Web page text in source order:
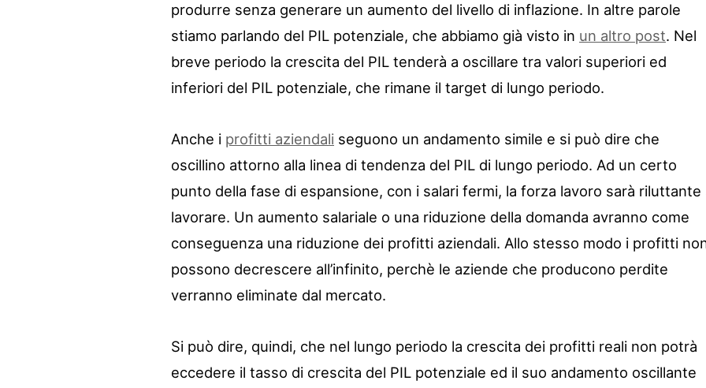
produrre senza generare un aumento del livello di inflazione. In altre parole
stiamo parlando del PIL potenziale, che abbiamo già visto in un altro post. Nel
breve periodo la crescita del PIL tenderà a oscillare tra valori superiori ed
inferiori del PIL potenziale, che rimane il target di lungo periodo.
Anche i profitti aziendali seguono un andamento simile e si può dire che
oscillino attorno alla linea di tendenza del PIL di lungo periodo. Ad un certo
punto della fase di espansione, con i salari fermi, la forza lavoro sarà riluttante
lavorare. Un aumento salariale o una riduzione della domanda avranno come
conseguenza una riduzione dei profitti aziendali. Allo stesso modo i profitti
possono decrescere all’infinito, perchè le aziende che producono perdite
verranno eliminate dal mercato.
Si può dire, quindi, che nel lungo periodo la crescita dei profitti reali non potrà
eccedere il tasso di crescita del PIL potenziale ed il suo andamento oscillante